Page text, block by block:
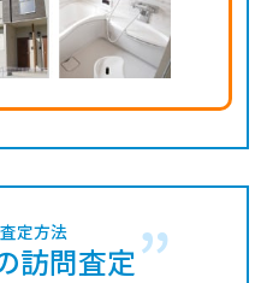
定方法
訪問査定